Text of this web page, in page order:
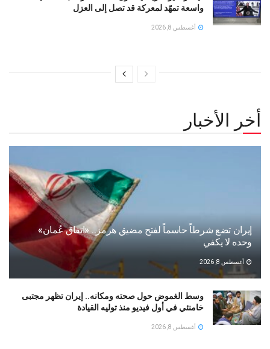
واسعة تمهّد لمعركة قد تصل إلى العزل
أغسطس 8, 2026
أخر الأخبار
إيران تضع شرطاً حاسماً لفتح مضيق هرمز.. «اتفاق عُمان»
وحده لا يكفي
أغسطس 8, 2026
وسط الغموض حول صحته ومكانه.. إيران تظهر مجتبى
خامنئي في أول فيديو منذ توليه القيادة
أغسطس 8, 2026